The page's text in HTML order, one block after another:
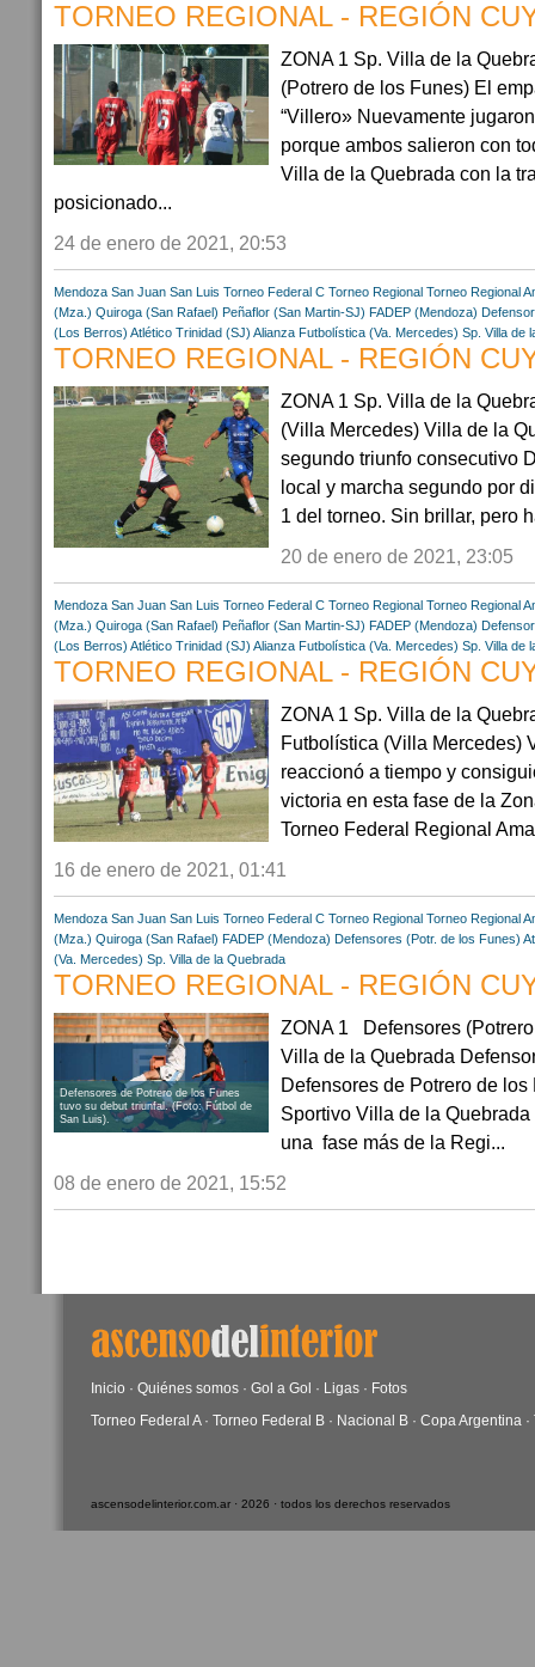
TORNEO REGIONAL - REGIÓN
ZONA 1 Sp. Villa de la
(Potrero de los Funes) El
“Villero» Nuevamente
porque ambos salieron con
Villa de la Quebrada con la
posicionado...
24 de enero de 2021, 20:53
Mendoza San Juan San Luis Torneo Federal C Torneo Regional Torneo Regional
(Mza.) Quiroga (San Rafael) Peñaflor (San Martin-SJ) FADEP (Mendoza)
(Los Berros) Atlético Trinidad (SJ) Alianza Futbolística (Va. Mercedes) Sp. Villa de
TORNEO REGIONAL - REGIÓN
ZONA 1 Sp. Villa de la
(Villa Mercedes) Villa de la
segundo triunfo consecutivo
local y marcha segundo por
1 del torneo. Sin brillar, pero
20 de enero de 2021, 23:05
Mendoza San Juan San Luis Torneo Federal C Torneo Regional Torneo Regional
(Mza.) Quiroga (San Rafael) Peñaflor (San Martin-SJ) FADEP (Mendoza)
(Los Berros) Atlético Trinidad (SJ) Alianza Futbolística (Va. Mercedes) Sp. Villa de
TORNEO REGIONAL - REGIÓN
ZONA 1 Sp. Villa de la
Futbolística (Villa Mercedes)
reaccionó a tiempo y
victoria en esta fase de la
Torneo Federal Regional
16 de enero de 2021, 01:41
Mendoza San Juan San Luis Torneo Federal C Torneo Regional Torneo Regional
(Mza.) Quiroga (San Rafael) FADEP (Mendoza) Defensores (Potr. de los Funes)
(Va. Mercedes) Sp. Villa de la Quebrada
TORNEO REGIONAL - REGIÓN
Defensores de Potrero de los Funes
tuvo su debut triunfal. (Foto: Fútbol de
San Luis).
ZONA 1 Defensores
Villa de la Quebrada
Defensores de Potrero de
Sportivo Villa de la
una fase más de la Regi...
08 de enero de 2021, 15:52
Inicio · Quiénes somos · Gol a Gol · Ligas · Fotos
Torneo Federal A· Torneo Federal B · Nacional B · Copa Argentina ·
ascensodelinterior.com.ar · 2026 · todos los derechos reservados